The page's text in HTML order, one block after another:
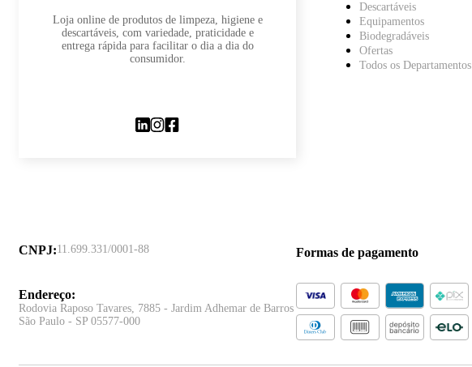
Loja online de produtos de limpeza, higiene e
descartáveis, com variedade, praticidade e
entrega rápida para facilitar o dia a dia do
consumidor.
Descartáveis
Equipamentos
Biodegradáveis
Ofertas
Todos os Departamentos
CNPJ:11.699.331/0001-88
Endereço:
Rodovia Raposo Tavares, 7885 - Jardim Adhemar de Barros
São Paulo - SP 05577-000
Formas de pagamento